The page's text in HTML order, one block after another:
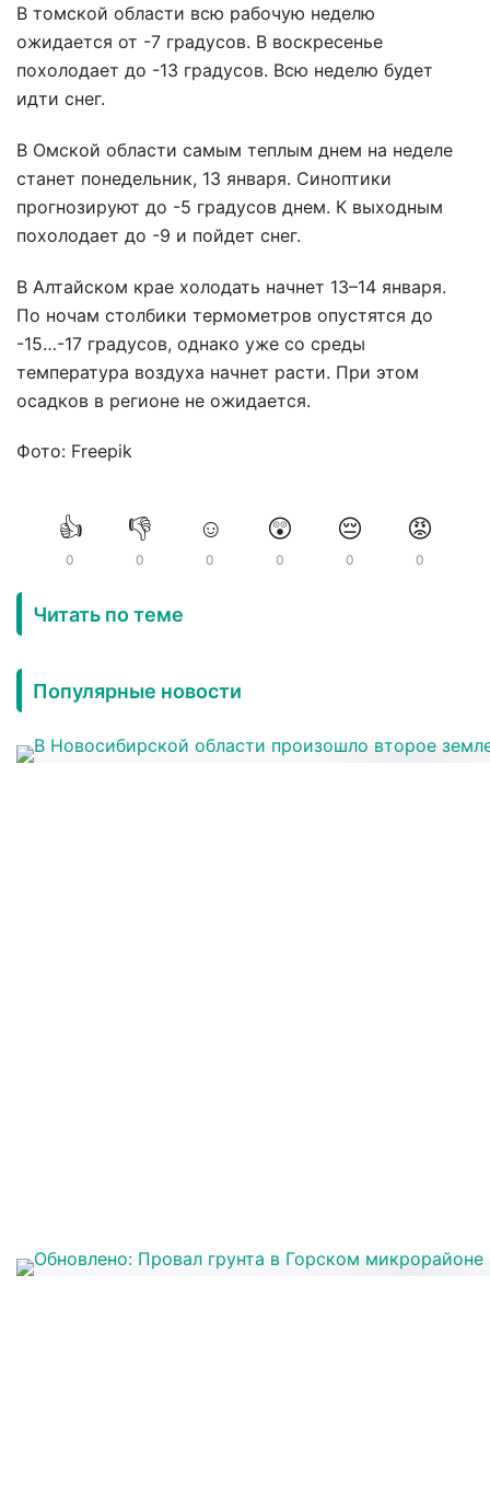
В томской области всю рабочую неделю
ожидается от -7 градусов. В воскресенье
похолодает до -13 градусов. Всю неделю будет
идти снег.
В Омской области самым теплым днем на неделе
станет понедельник, 13 января. Синоптики
прогнозируют до -5 градусов днем. К выходным
похолодает до -9 и пойдет снег.
В Алтайском крае холодать начнет 13–14 января.
По ночам столбики термометров опустятся до
-15…-17 градусов, однако уже со среды
температура воздуха начнет расти. При этом
осадков в регионе не ожидается.
Фото: Freepik
👍
0
👎
0
☺️
0
😲
0
😔
0
😡
0
Читать по теме
Популярные новости